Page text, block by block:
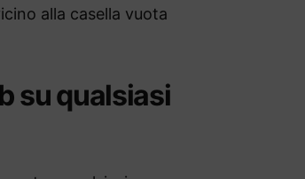
alla casella vuota
su qualsiasi